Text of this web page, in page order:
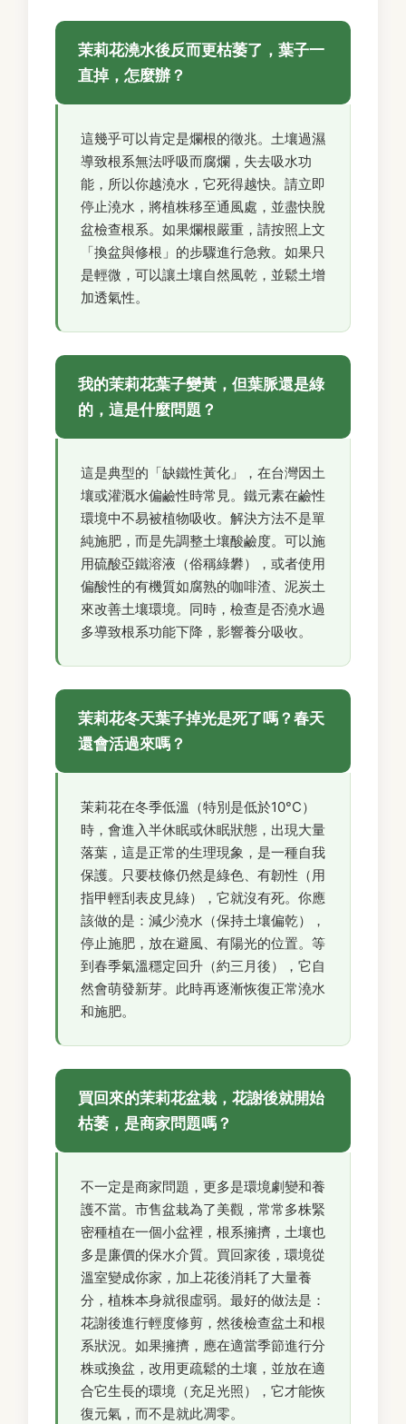
茉莉花澆水後反而更枯萎了，葉子一
直掉，怎麼辦？
這幾乎可以肯定是爛根的徵兆。土壤過濕
導致根系無法呼吸而腐爛，失去吸水功
能，所以你越澆水，它死得越快。請立即
停止澆水，將植株移至通風處，並盡快脫
盆檢查根系。如果爛根嚴重，請按照上文
「換盆與修根」的步驟進行急救。如果只
是輕微，可以讓土壤自然風乾，並鬆土增
加透氣性。
我的茉莉花葉子變黃，但葉脈還是綠
的，這是什麼問題？
這是典型的「缺鐵性黃化」，在台灣因土
壤或灌溉水偏鹼性時常見。鐵元素在鹼性
環境中不易被植物吸收。解決方法不是單
純施肥，而是先調整土壤酸鹼度。可以施
用硫酸亞鐵溶液（俗稱綠礬），或者使用
偏酸性的有機質如腐熟的咖啡渣、泥炭土
來改善土壤環境。同時，檢查是否澆水過
多導致根系功能下降，影響養分吸收。
茉莉花冬天葉子掉光是死了嗎？春天
還會活過來嗎？
茉莉花在冬季低溫（特別是低於10°C）
時，會進入半休眠或休眠狀態，出現大量
落葉，這是正常的生理現象，是一種自我
保護。只要枝條仍然是綠色、有韌性（用
指甲輕刮表皮見綠），它就沒有死。你應
該做的是：減少澆水（保持土壤偏乾），
停止施肥，放在避風、有陽光的位置。等
到春季氣溫穩定回升（約三月後），它自
然會萌發新芽。此時再逐漸恢復正常澆水
和施肥。
買回來的茉莉花盆栽，花謝後就開始
枯萎，是商家問題嗎？
不一定是商家問題，更多是環境劇變和養
護不當。市售盆栽為了美觀，常常多株緊
密種植在一個小盆裡，根系擁擠，土壤也
多是廉價的保水介質。買回家後，環境從
溫室變成你家，加上花後消耗了大量養
分，植株本身就很虛弱。最好的做法是：
花謝後進行輕度修剪，然後檢查盆土和根
系狀況。如果擁擠，應在適當季節進行分
株或換盆，改用更疏鬆的土壤，並放在適
合它生長的環境（充足光照），它才能恢
復元氣，而不是就此凋零。